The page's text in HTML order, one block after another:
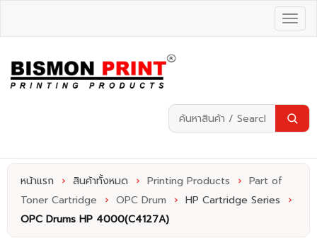
หน้าแรก › สินค้าทั้งหมด › Printing Products › Part of
Toner Cartridge
› OPC Drum › HP Cartridge Series
›
OPC Drums HP 4000(C4127A)